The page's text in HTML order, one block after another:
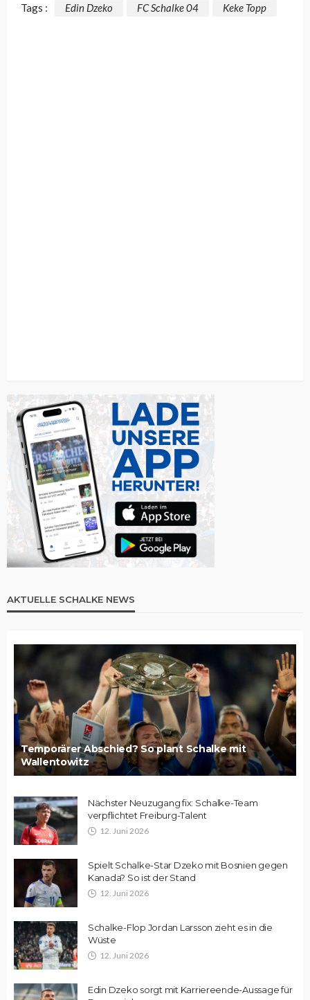
Tags : Edin Dzeko FC Schalke 04 Keke Topp
AKTUELLE SCHALKE NEWS
Temporärer Abschied? So plant Schalke mit
Wallentowitz
Nächster Neuzugang fix: Schalke-Team
verpflichtet Freiburg-Talent
12. Juni 2026
Spielt Schalke-Star Dzeko mit Bosnien gegen
Kanada? So ist der Stand
12. Juni 2026
Schalke-Flop Jordan Larsson zieht es in die
Wüste
12. Juni 2026
Edin Dzeko sorgt mit Karriereende-Aussage für